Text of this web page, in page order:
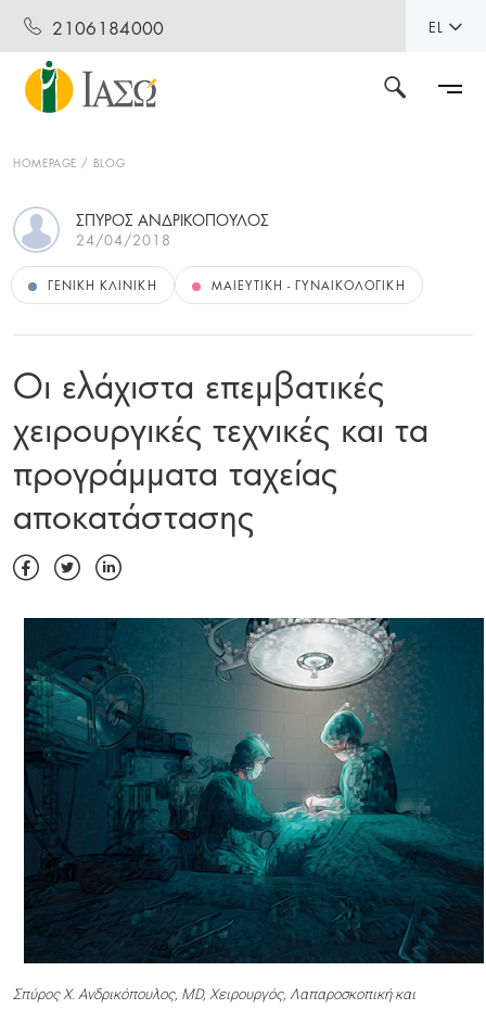
2106184000 EL
HOMEPAGE BLOG
ΣΠΎΡΟΣ ΑΝΔΡΙΚΌΠΟΥΛΟΣ
24/04/2018
ΓΕΝΙΚΉ ΚΛΙΝΙΚΉ ΜΑΙΕΥΤΙΚΉ - ΓΥΝΑΙΚΟΛΟΓΙΚΉ
Οι ελάχιστα επεμβατικές
χειρουργικές τεχνικές και τα
προγράμματα ταχείας
αποκατάστασης
Σπύρος Χ. Ανδρικόπουλος, MD, Χειρουργός, Λαπαροσκοπική και